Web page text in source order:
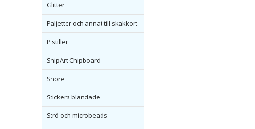
Glitter
Paljetter och annat till skakkort
Pistiller
SnipArt Chipboard
Snöre
Stickers blandade
Strö och microbeads